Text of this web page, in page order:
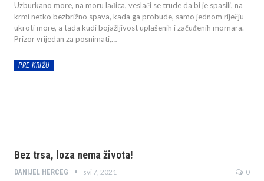
Uzburkano more, na moru lađica, veslači se trude da bi je spasili, na
krmi netko bezbrižno spava, kada ga probude, samo jednom riječju
ukroti more, a tada kudi bojažljivost uplašenih i začuđenih mornara. –
Prizor vrijedan za posnimati,…
PRE KRIŽU
Bez trsa, loza nema života!
DANIJEL HERCEG svi 7, 2021 0